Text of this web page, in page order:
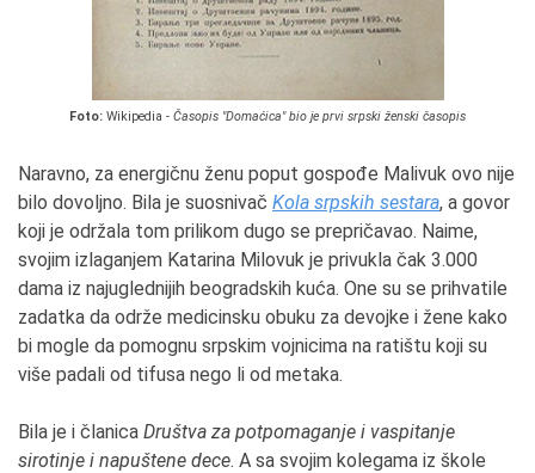
Foto: Wikipedia - Časopis "Domaćica" bio je prvi srpski ženski časopis
Naravno, za energičnu ženu poput gospođe Malivuk ovo nije
bilo dovoljno. Bila je suosnivač Kola srpskih sestara, a govor
koji je održala tom prilikom dugo se prepričavao. Naime,
svojim izlaganjem Katarina Milovuk je privukla čak 3.000
dama iz najuglednijih beogradskih kuća. One su se prihvatile
zadatka da održe medicinsku obuku za devojke i žene kako
bi mogle da pomognu srpskim vojnicima na ratištu koji su
više padali od tifusa nego li od metaka.
Bila je i članica Društva za potpomaganje i vaspitanje
sirotinje i napuštene dece. A sa svojim kolegama iz škole